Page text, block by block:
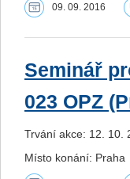
09. 09. 2016
Seminář
023 OPZ
Trvání akce: 12. 10.
Místo konání: Praha